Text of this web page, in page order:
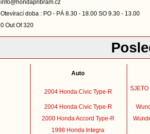
info@hondapribram.cz
Otevírací doba : PO - PÁ 8.30 - 18.00 SO 9.30 - 13.00
0 Out Of 320
Auto
2004 Honda Civic Type-R
2004 Honda Civic Type-R
2000 Honda Accord Type-R
1998 Honda Integra